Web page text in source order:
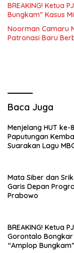
BREAKING! Ketua
Bungkam” Kasus
Noorman Camaru
Patronasi Baru
Baca Juga
Menjelang HUT ke-
Paputungan
Suarakan Lagu
Mata Siber dan
Garis Depan
Prabowo
BREAKING! Ketua
Gorontalo
“Amplop